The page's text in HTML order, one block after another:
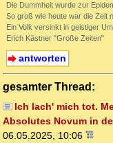
Die Dummheit wurde zur
So groß wie heute war die Zeit
Ein Volk versinkt in geistiger
Erich Kästner "Große Zeiten"
antworten
gesamter Thread:
Ich lach' mich tot.
Absolutes Novum in
06.05.2025, 10:06